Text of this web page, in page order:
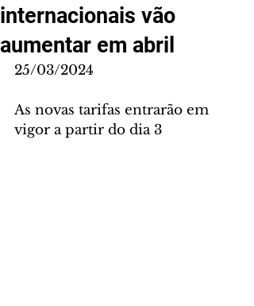
internacionais vão
aumentar em abril
25/03/2024
As novas tarifas entrarão em
vigor a partir do dia 3